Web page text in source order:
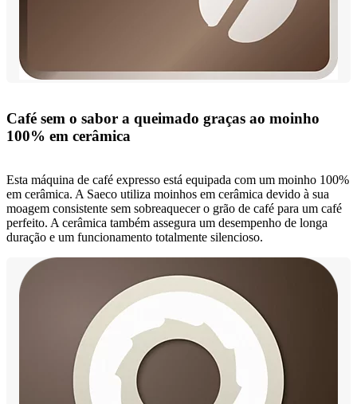
Café sem o sabor a queimado graças ao moinho
100% em cerâmica
Esta máquina de café expresso está equipada com um moinho 100%
em cerâmica. A Saeco utiliza moinhos em cerâmica devido à sua
moagem consistente sem sobreaquecer o grão de café para um café
perfeito. A cerâmica também assegura um desempenho de longa
duração e um funcionamento totalmente silencioso.